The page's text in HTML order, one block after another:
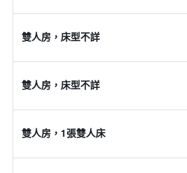
雙人房，床型不詳
雙人房，床型不詳
雙人房，1張雙人床